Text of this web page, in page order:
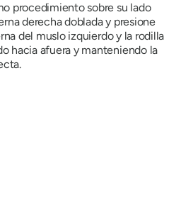
procedimiento sobre su lado
derecha doblada y presione
del muslo izquierdo y la rodilla
hacia afuera y manteniendo la